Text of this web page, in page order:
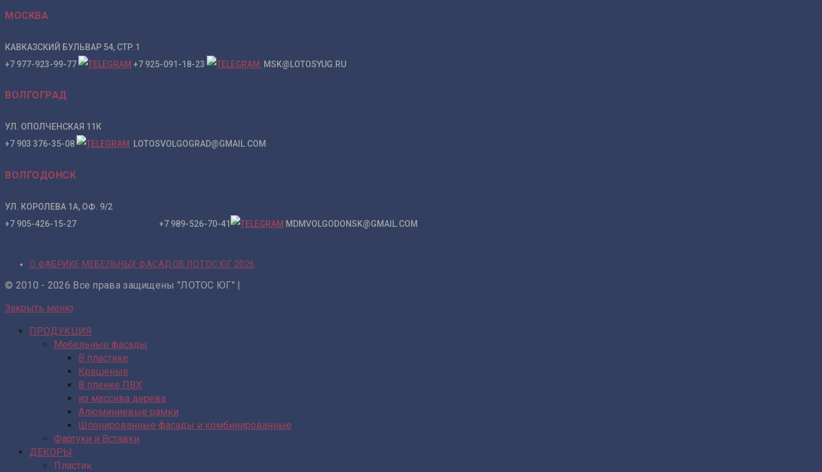
МОСКВА
КАВКАЗСКИЙ БУЛЬВАР 54, СТР.1
+7 977-923-99-77
+7 925-091-18-23 MSK@LOTOSYUG.RU
ВОЛГОГРАД
УЛ. ОПОЛЧЕНСКАЯ 11К
+7 903 376-35-08
LOTOSVOLGOGRAD@GMAIL.COM
ВОЛГОДОНСК
УЛ. КОРОЛЕВА 1А, ОФ. 9/2
+7 905-426-15-27 +7 989-526-70-41
MDMVOLGODONSK@GMAIL.COM
О ФАБРИКЕ МЕБЕЛЬНЫХ ФАСАДОВ ЛОТОС ЮГ 2026
© 2010 - 2026 Все права защищены "ЛОТОС ЮГ" |
Закрыть меню
ПРОДУКЦИЯ
Мебельные фасады
В пластике
Крашеные
В пленке ПВХ
из массива дерева
Алюминиевые рамки
Шпонированные фасады и комбинированные
Фартуки и Вставки
ДЕКОРЫ
Пластик